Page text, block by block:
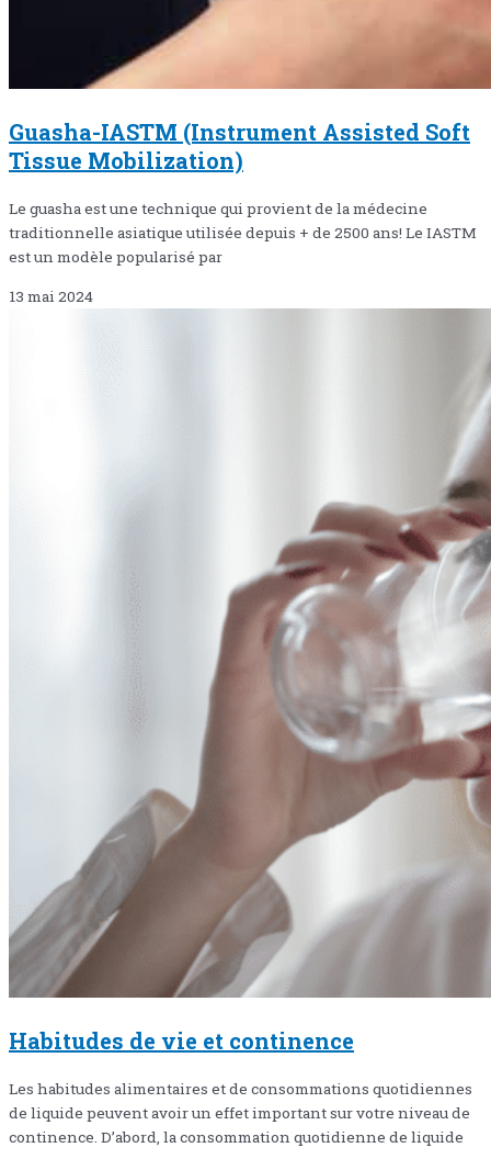
Guasha-IASTM (Instrument Assisted Soft
Tissue Mobilization)
Le guasha est une technique qui provient de la médecine
traditionnelle asiatique utilisée depuis + de 2500 ans! Le IASTM
est un modèle popularisé par
13 mai 2024
Habitudes de vie et continence
Les habitudes alimentaires et de consommations quotidiennes
de liquide peuvent avoir un effet important sur votre niveau de
continence. D’abord, la consommation quotidienne de liquide